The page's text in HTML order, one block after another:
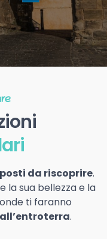
posti da riscoprire.
la sua bellezza e la
ti faranno
.